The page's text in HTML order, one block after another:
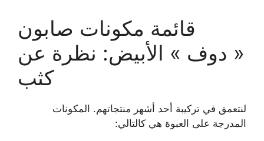
قائمة مكونات صابون
« دوف » الأبيض: نظرة عن
كثب
لنتعمق في تركيبة أحد أشهر منتجاتهم. المكونات
المدرجة على العبوة هي كالتالي: